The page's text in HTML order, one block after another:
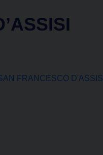
FRANCESCO D'ASSISI